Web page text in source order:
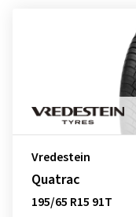
Vredestein
Quatrac
195/65 R15 91T